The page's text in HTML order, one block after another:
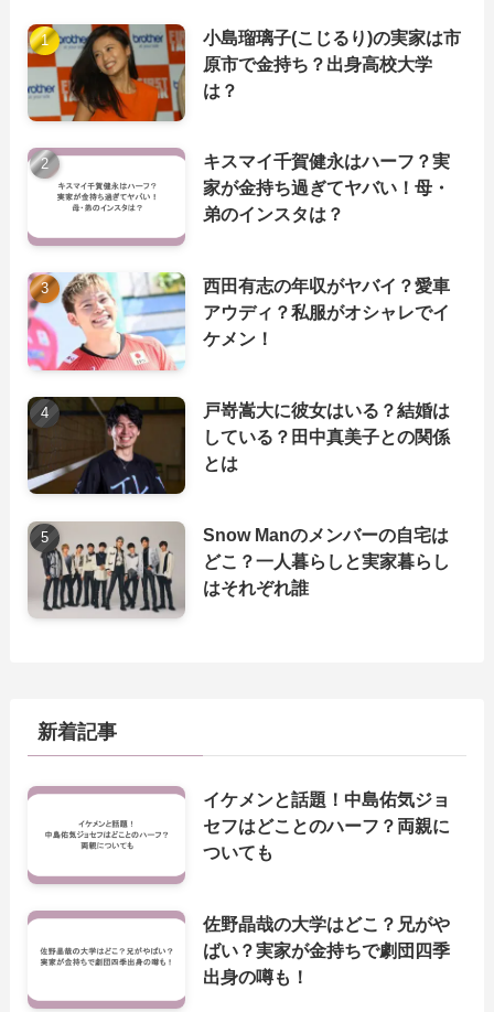
小島瑠璃子(こじるり)の実家は市
原市で金持ち？出身高校大学
は？
キスマイ千賀健永はハーフ？実
家が金持ち過ぎてヤバい！母・
弟のインスタは？
西田有志の年収がヤバイ？愛車
アウディ？私服がオシャレでイ
ケメン！
戸嵜嵩大に彼女はいる？結婚は
している？田中真美子との関係
とは
Snow Manのメンバーの自宅は
どこ？一人暮らしと実家暮らし
はそれぞれ誰
新着記事
イケメンと話題！中島佑気ジョ
セフはどことのハーフ？両親に
ついても
佐野晶哉の大学はどこ？兄がや
ばい？実家が金持ちで劇団四季
出身の噂も！